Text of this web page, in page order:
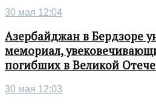
30 мая 12:04
Азербайджан в Бердзоре
мемориал,
погибших в Великой
30 мая 12:03